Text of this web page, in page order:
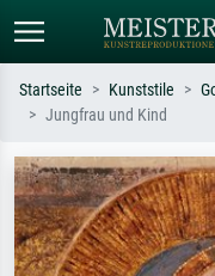
Suchen Sie nach Künstlern,
oder Stilen – z.B. Monet,
Sternennacht,
Hokusai, Akt.
Startseite Kunststile
Jungfrau und Kind